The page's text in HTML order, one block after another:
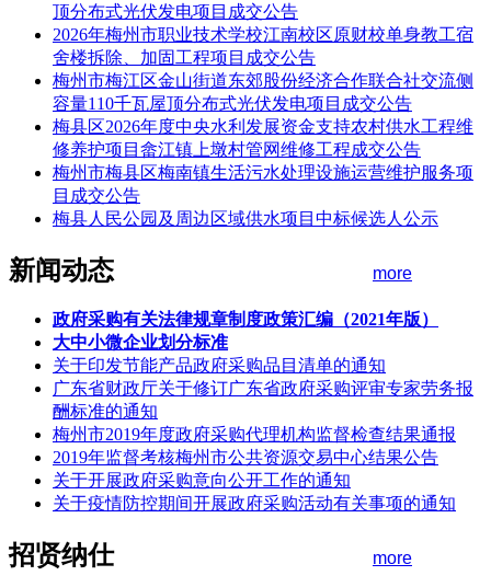
顶分布式光伏发电项目成交公告
2026年梅州市职业技术学校江南校区原财校单身教工宿
舍楼拆除、加固工程项目成交公告
梅州市梅江区金山街道东郊股份经济合作联合社交流侧
容量110千瓦屋顶分布式光伏发电项目成交公告
梅县区2026年度中央水利发展资金支持农村供水工程维
修养护项目畲江镇上墩村管网维修工程成交公告
梅州市梅县区梅南镇生活污水处理设施运营维护服务项
目成交公告
梅县人民公园及周边区域供水项目中标候选人公示
新闻动态 more
政府采购有关法律规章制度政策汇编（2021年版）
大中小微企业划分标准
关于印发节能产品政府采购品目清单的通知
广东省财政厅关于修订广东省政府采购评审专家劳务报
酬标准的通知
梅州市2019年度政府采购代理机构监督检查结果通报
2019年监督考核梅州市公共资源交易中心结果公告
关于开展政府采购意向公开工作的通知
关于疫情防控期间开展政府采购活动有关事项的通知
招贤纳仕 more